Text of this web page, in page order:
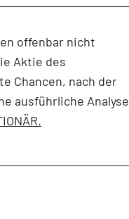
offenbar nicht
Aktie des
Chancen, nach der
ausführliche Analyse